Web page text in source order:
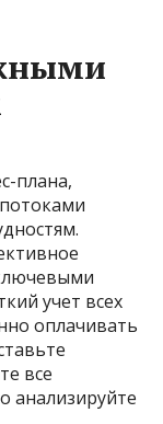
плана,
учет всех
оплачивать
все
анализируйте